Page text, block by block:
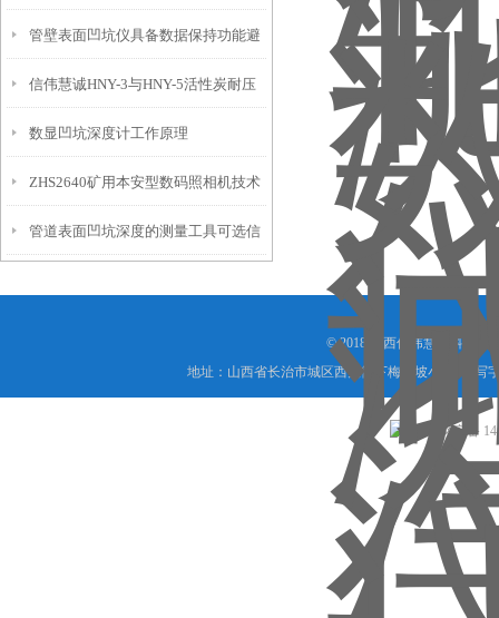
埋头度仪技术参数！
管壁表面凹坑仪具备数据保持功能避
免测试过程中测针移动导致数据变动
信伟慧诚HNY-3与HNY-5活性炭耐压
强度测定仪技术参数！
数显凹坑深度计工作原理
ZHS2640矿用本安型数码照相机技术
参数！
管道表面凹坑深度的测量工具可选信
© 2018 山西信伟慧诚科技有
地址：山西省长治市城区西大街下梅辉坡小区8号写
晋公网安备